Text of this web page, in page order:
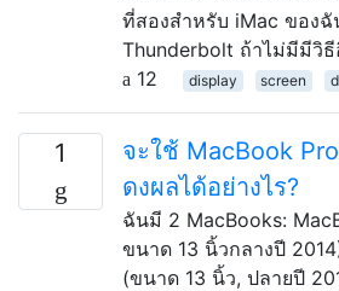
ที่สองสำหรับ iMac ของ
Thunderbolt ถ้าไม่มีมีวิ
12
display screen
1
จะใช้ MacBook
ดงผลได้อย่างไร?
ฉันมี 2 MacBooks:
ขนาด 13 นิ้วกลางปี
(ขนาด 13 นิ้ว, ปลายปี